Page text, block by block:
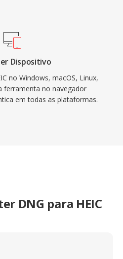
Dispositivo
no Windows, macOS, Linux,
ferramenta no navegador
em todas as plataformas.
DNG para HEIC